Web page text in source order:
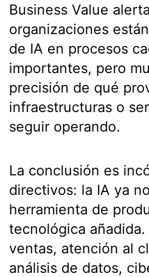
Business Value
organizaciones
de IA en procesos
importantes, pero
precisión de qué
infraestructuras o
seguir operando.
La conclusión es
directivos: la IA ya
herramienta de
tecnológica
ventas, atención al
análisis de datos,